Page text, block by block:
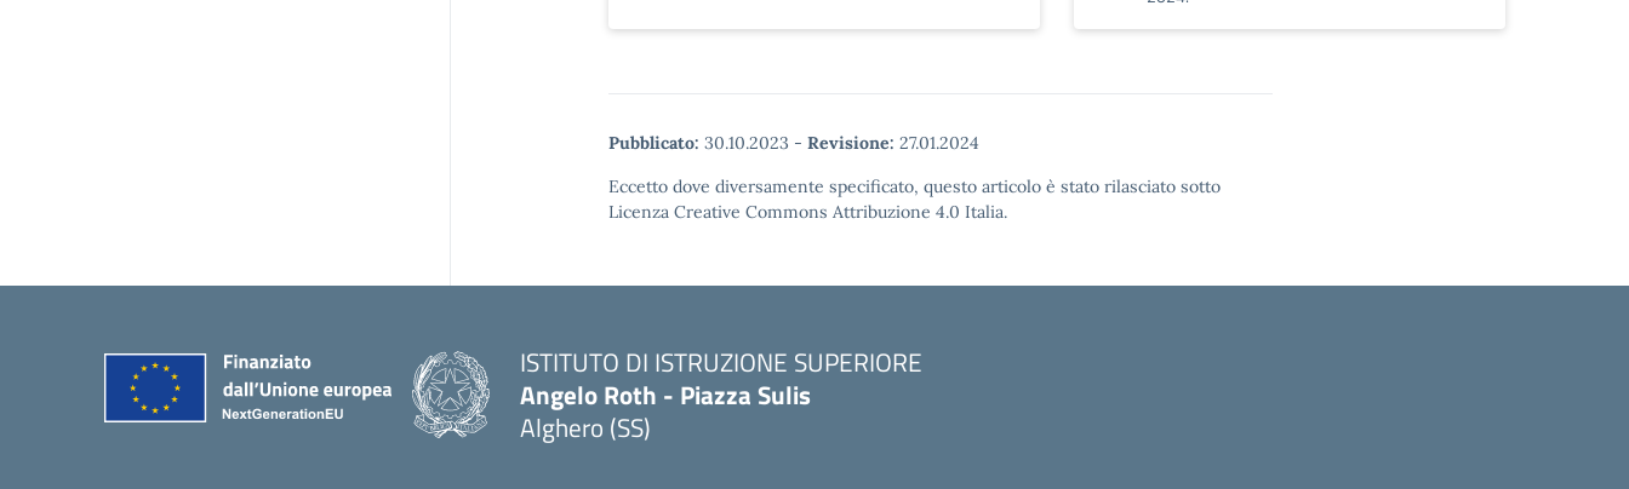
Pubblicato: 30.10.2023 - Revisione: 27.01.2024
Eccetto dove diversamente specificato, questo articolo è stato rilasciato sotto
Licenza Creative Commons Attribuzione 4.0 Italia.
ISTITUTO DI ISTRUZIONE SUPERIORE
Angelo Roth - Piazza Sulis
Alghero (SS)